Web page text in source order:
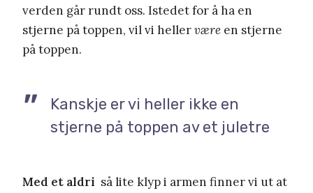
verden går rundt oss. Istedet for å ha en
stjerne på toppen, vil vi hellervære en stjerne
på toppen.
Kanskje er vi heller ikke en
stjerne på toppen av et juletre
Med et aldri så lite klyp i armen finner vi ut at